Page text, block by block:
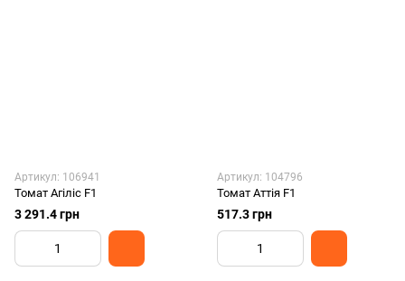
Артикул: 106941
Томат Агіліс F1
3 291.4 грн
Артикул: 104796
Томат Аттія F1
517.3 грн